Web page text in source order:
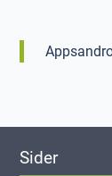
Sider